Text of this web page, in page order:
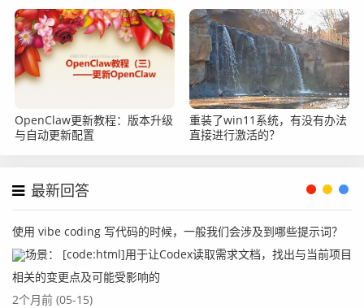
OpenClaw更新教程：版本升级
与自动更新配置
重装了win11系统，有没有办法
直接进行激活的？
最新回答
使用 vibe coding 写代码的时候，一般我们会涉及到哪些提示词？
场景： [code:html]用于让Codex读取需求文档，找出与当前项目
相关的变更点及可能受影响的
2个月前 (05-15)